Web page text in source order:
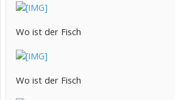
Wo ist der Fisch
Wo ist der Fisch